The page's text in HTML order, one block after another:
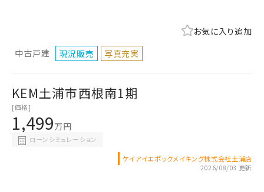
中古戸建 現況販売 写真充実
お気に入り追加
KEM土浦市西根南1期
[価格]
1,499万円
ローンシミュレーション
ケイアイエポックメイキング株式会社土浦店
2026/08/03 更新